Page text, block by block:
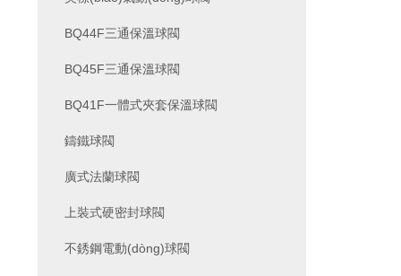
BQ44F三通保溫球閥
BQ45F三通保溫球閥
BQ41F一體式夾套保溫球閥
鑄鐵球閥
廣式法蘭球閥
上裝式硬密封球閥
不銹鋼電動(dòng)球閥